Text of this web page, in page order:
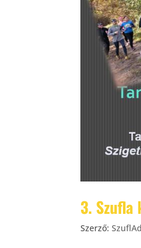
3.
Szerző: